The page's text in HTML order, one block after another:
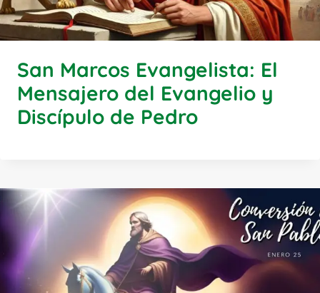
San Marcos Evangelista: El
Mensajero del Evangelio y
Discípulo de Pedro